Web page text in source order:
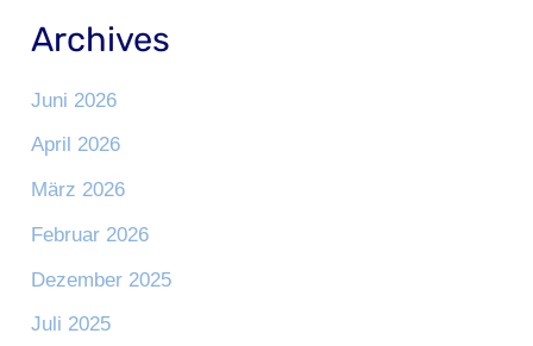
Archives
Juni 2026
April 2026
März 2026
Februar 2026
Dezember 2025
Juli 2025